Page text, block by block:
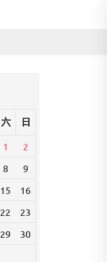
六 日
1
2
8
9
15
16
22
23
29
30